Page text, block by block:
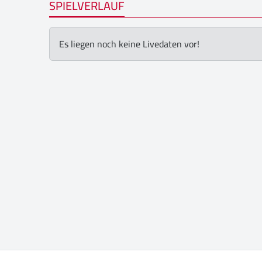
SPIELVERLAUF
Es liegen noch keine Livedaten vor!